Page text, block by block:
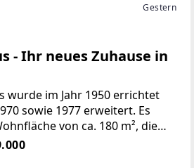
Gestern
- Ihr neues Zuhause in
wurde im Jahr 1950 errichtet
sowie 1977 erweitert. Es
von ca. 180 m², die
und Obergeschoss
im Kellergeschoss